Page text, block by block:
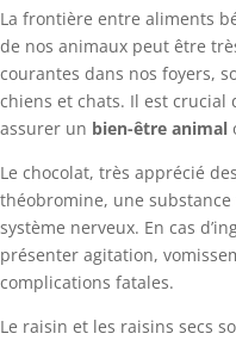
La frontière entre aliments
de nos animaux peut être
courantes dans nos foyers,
chiens et chats. Il est crucial
assurer un bien-être animal
Le chocolat, très apprécié
théobromine, une
système nerveux. En cas
présenter agitation,
complications fatales.
Le raisin et les raisins secs